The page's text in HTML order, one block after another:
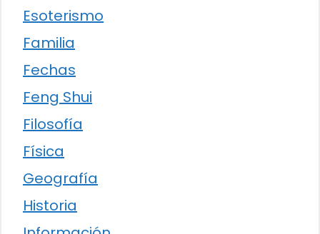
Esoterismo
Familia
Fechas
Feng Shui
Filosofía
Física
Geografía
Historia